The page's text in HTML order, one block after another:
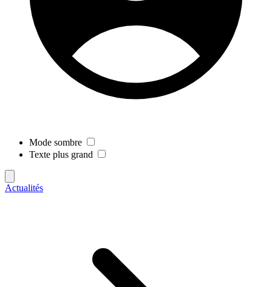
Mode sombre
Texte plus grand
Actualités